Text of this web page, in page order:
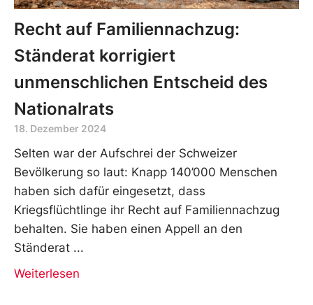
Recht auf Familiennachzug:
Ständerat korrigiert
unmenschlichen Entscheid des
Nationalrats
18. Dezember 2024
Selten war der Aufschrei der Schweizer
Bevölkerung so laut: Knapp 140’000 Menschen
haben sich dafür eingesetzt, dass
Kriegsflüchtlinge ihr Recht auf Familiennachzug
behalten. Sie haben einen Appell an den
Ständerat
Weiterlesen